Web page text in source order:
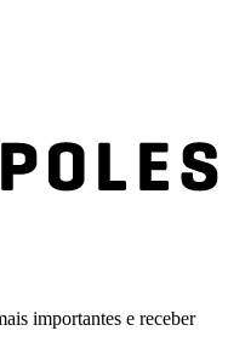
importantes e receber